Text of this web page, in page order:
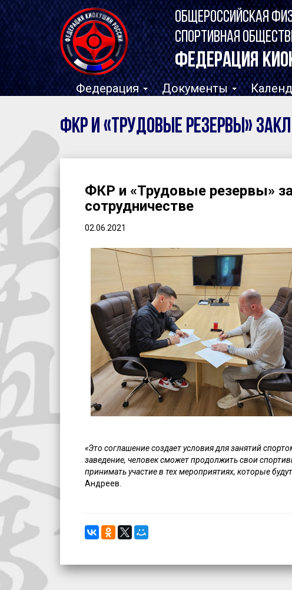
ОБЩЕРОССИЙСКАЯ
СПОРТИВНАЯ
ФЕДЕРАЦИЯ
Федерация Документы
ФКР и «Трудовые резервы»
ФКР и «Трудовые резервы»
сотрудничестве
02.06.2021
«Это соглашение создает условия для занятий
заведение, человек сможет продолжить свои
принимать участие в тех мероприятиях, которые
Андреев.